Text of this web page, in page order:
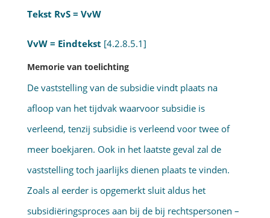
Tekst RvS = VvW
VvW = Eindtekst [4.2.8.5.1]
Memorie van toelichting
De vaststelling van de subsidie vindt plaats na
afloop van het tijdvak waarvoor subsidie is
verleend, tenzij subsidie is verleend voor twee of
meer boekjaren. Ook in het laatste geval zal de
vaststelling toch jaarlijks dienen plaats te vinden.
Zoals al eerder is opgemerkt sluit aldus het
subsidiëringsproces aan bij de bij rechtspersonen –